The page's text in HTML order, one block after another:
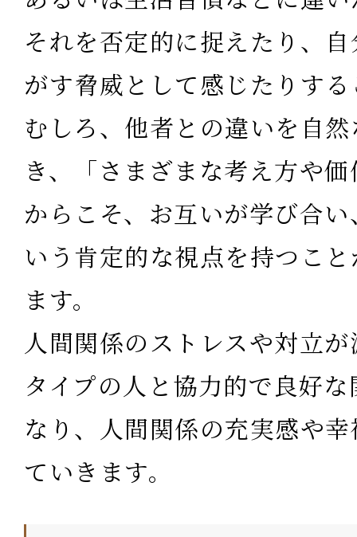
それを否定的に捉えたり、
がす脅威として感じたりす
むしろ、他者との違いを自
き、「さまざまな考え方や
からこそ、お互いが学び合
いう肯定的な視点を持つこ
ます。
人間関係のストレスや対立
タイプの人と協力的で良好
なり、人間関係の充実感や
ていきます。